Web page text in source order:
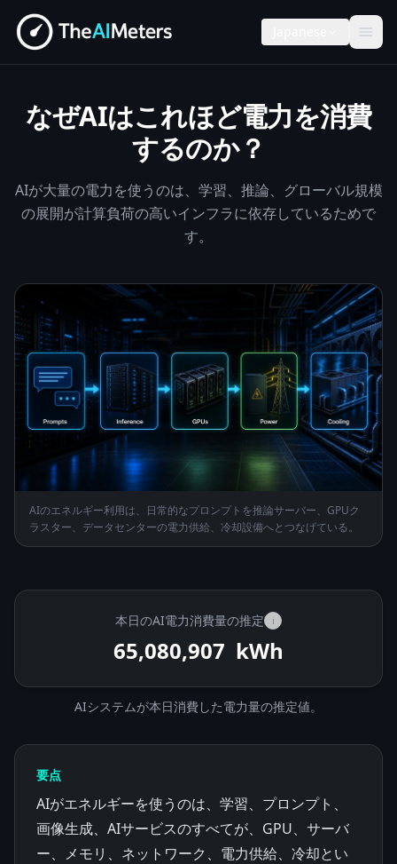
なぜAIはこれほど電力を消費
するのか？
AIが大量の電力を使うのは、学習、推論、グローバル規模
の展開が計算負荷の高いインフラに依存しているためで
す。
AIのエネルギー利用は、日常的なプロンプトを推論サーバー、GPUク
ラスター、データセンターの電力供給、冷却設備へとつなげている。
本日のAI電力消費量の推定 i
65,082,208 kWh
AIシステムが本日消費した電力量の推定値。
要点
AIがエネルギーを使うのは、学習、プロンプト、
画像生成、AIサービスのすべてが、GPU、サーバ
ー、メモリ、ネットワーク、電力供給、冷却とい